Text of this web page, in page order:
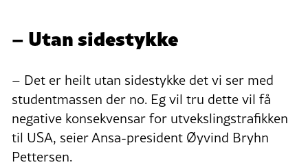
– Utan sidestykke
– Det er heilt utan sidestykke det vi ser med
studentmassen der no. Eg vil tru dette vil få
negative konsekvensar for utvekslingstrafikken
til USA, seier Ansa-president Øyvind Bryhn
Pettersen.